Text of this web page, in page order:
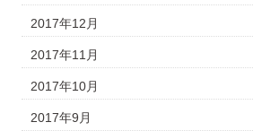
2017年12月
2017年11月
2017年10月
2017年9月